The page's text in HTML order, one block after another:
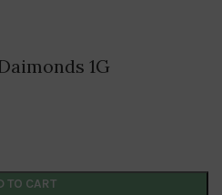
1G
TO CART